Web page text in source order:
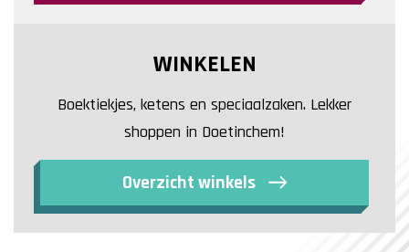
WINKELEN
Boektiekjes, ketens en speciaalzaken. Lekker
shoppen in Doetinchem!
Overzicht winkels